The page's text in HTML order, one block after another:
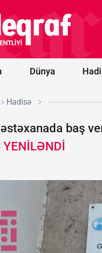
Dünya
Hadisə
baş
YENİLƏNDİ